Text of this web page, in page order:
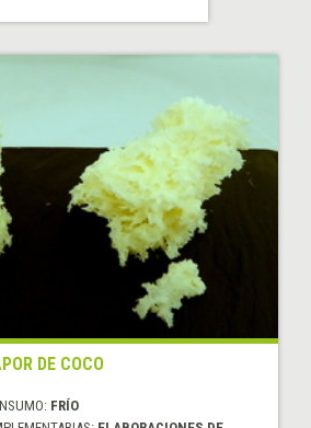
DE COCO
FRÍO